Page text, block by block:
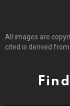
All images are
cited is derived